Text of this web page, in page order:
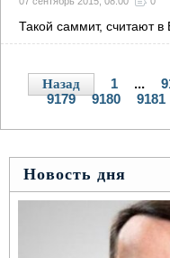
Такой саммит, считают
Назад 1 ...
9179
9180 9181
Новость дня